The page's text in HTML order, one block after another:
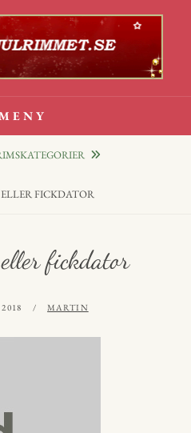
FICKDATOR
fickdator
AV
MARTIN